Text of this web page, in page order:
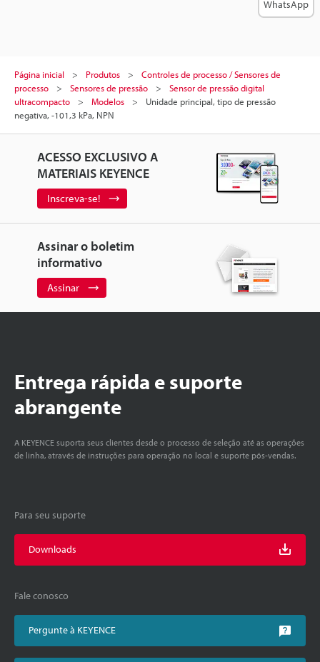
Página inicial Produtos
Controles de processo / Sensores de
processo
Sensores de pressão
Sensor de pressão digital
ultracompacto
Modelos
Unidade principal, tipo de pressão
negativa, -101,3 kPa, NPN
ACESSO EXCLUSIVO A
MATERIAIS KEYENCE
Inscreva-se!
Assinar o boletim
informativo
Assinar
Entrega rápida e suporte
abrangente
A KEYENCE suporta seus clientes desde o processo de seleção até as operações
de linha, através de instruções para operação no local e suporte pós-vendas.
Para seu suporte
Downloads
Fale conosco
Pergunte à KEYENCE
WhatsApp